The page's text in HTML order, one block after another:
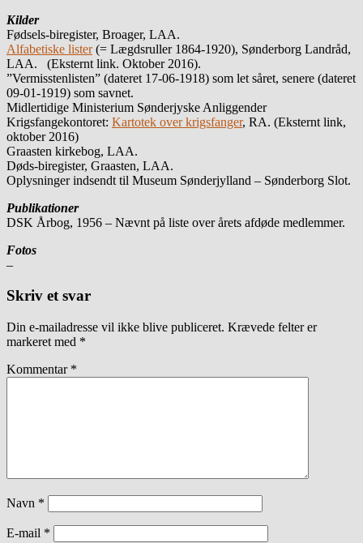
Kilder
Fødsels-biregister, Broager, LAA.
Alfabetiske lister(= Lægdsruller 1864-1920), Sønderborg Landråd,
LAA. (Eksternt link. Oktober 2016).
”Vermisstenlisten” (dateret 17-06-1918) som let såret, senere (dateret
09-01-1919) som savnet.
Midlertidige Ministerium Sønderjyske Anliggender
Krigsfangekontoret: Kartotek over krigsfanger, RA. (Eksternt link,
oktober 2016)
Graasten kirkebog, LAA.
Døds-biregister, Graasten, LAA.
Oplysninger indsendt til Museum Sønderjylland – Sønderborg Slot.
Publikationer
DSK Årbog, 1956 – Nævnt på liste over årets afdøde medlemmer.
Fotos
–
Skriv et svar
Din e-mailadresse vil ikke blive publiceret. Krævede felter er
markeret med *
Kommentar *
Navn *
E-mail *